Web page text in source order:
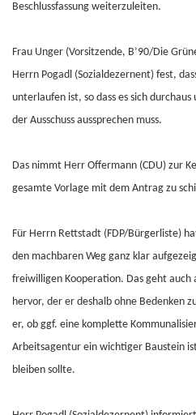
Beschlussfassung weiterzuleiten.
Frau Unger (Vorsitzende, B’90/Die
Herrn Pogadl (Sozialdezernent) fest,
unterlaufen ist, so dass es sich
der Ausschuss aussprechen muss.
Das nimmt Herr Offermann (CDU) zur
gesamte Vorlage mit dem Antrag zu
Für Herrn Rettstadt (FDP/Bürgerliste)
den machbaren Weg ganz klar
freiwilligen Kooperation. Das geht auch
hervor, der er deshalb ohne Bedenken
er, ob ggf. eine komplette
Arbeitsagentur ein wichtiger Baustein
bleiben sollte.